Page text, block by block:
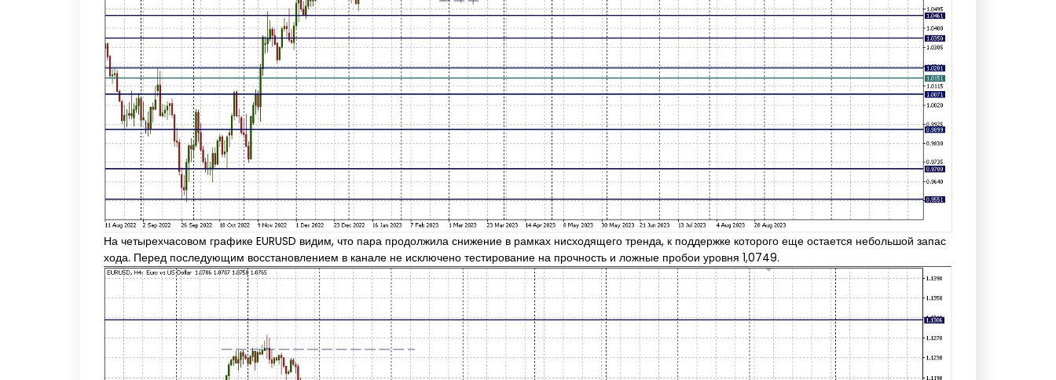
На четырехчасовом графике EURUSD видим, что пара продолжила снижение в рамках нисходящего тренда, к поддержке которого еще остается небольшой запас
хода. Перед последующим восстановлением в канале не исключено тестирование на прочность и ложные пробои уровня 1,0749.